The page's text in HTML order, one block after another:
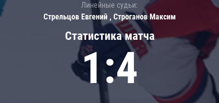
Статистика матча
1:4
Линейные судьи:
Стрельцов Евгений , Строганов Максим